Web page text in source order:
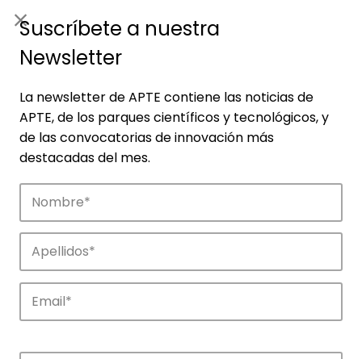
Empresas
Descubre las empresas que impulsan la
innovación en los parques de APTE.
Suscríbete a nuestra
Newsletter
La newsletter de APTE contiene las noticias de
APTE, de los parques científicos y tecnológicos, y
de las convocatorias de innovación más
destacadas del mes.